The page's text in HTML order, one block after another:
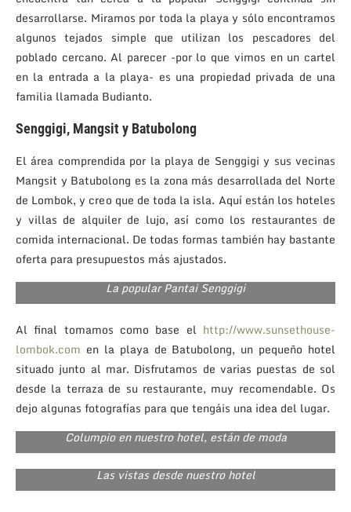
desarrollarse. Miramos por toda la playa y sólo encontramos
algunos tejados simple que utilizan los pescadores del
poblado cercano. Al parecer -por lo que vimos en un cartel
en la entrada a la playa- es una propiedad privada de una
familia llamada Budianto.
Senggigi, Mangsit y Batubolong
El área comprendida por la playa de Senggigi y sus vecinas
Mangsit y Batubolong es la zona más desarrollada del Norte
de Lombok, y creo que de toda la isla. Aquí están los hoteles
y villas de alquiler de lujo, así como los restaurantes de
comida internacional. De todas formas también hay bastante
oferta para presupuestos más ajustados.
La popular Pantai Senggigi
Al final tomamos como base el http://www.sunsethouse-
lombok.com en la playa de Batubolong, un pequeño hotel
situado junto al mar. Disfrutamos de varias puestas de sol
desde la terraza de su restaurante, muy recomendable. Os
dejo algunas fotografías para que tengáis una idea del lugar.
Columpio en nuestro hotel, están de moda
Las vistas desde nuestro hotel